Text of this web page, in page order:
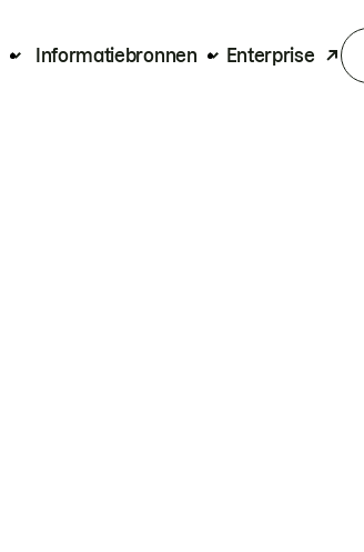
Informatiebronnen Enterprise